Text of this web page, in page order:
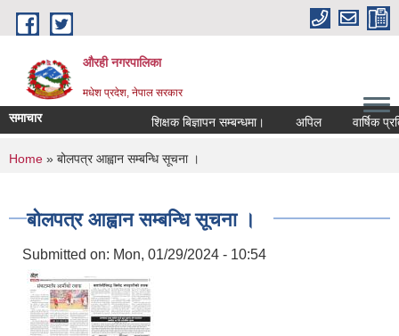
Skip to main content
औरही नगरपालिका
मधेश प्रदेश, नेपाल सरकार
समाचार शिक्षक बिज्ञापन सम्बन्धमा। अपिल वार्षिक
You are here
Home » बोलपत्र आह्वान सम्बन्धि सूचना ।
बोलपत्र आह्वान सम्बन्धि सूचना ।
Submitted on: Mon, 01/29/2024 - 10:54